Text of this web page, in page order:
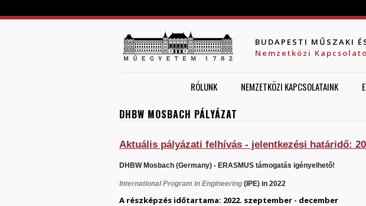
BUDAPESTI MŰSZAKI
Nemzetközi
RÓLUNK NEMZETKÖZI KAPCSOLATAINK
DHBW MOSBACH PÁLYÁZAT
Aktuális pályázati felhívás - jelentkezési határidő:
DHBW Mosbach (Germany) - ERASMUS támogatás igényelhető!
International Program in Engineering (IPE) in 2022
A részképzés időtartama: 2022. szeptember - december